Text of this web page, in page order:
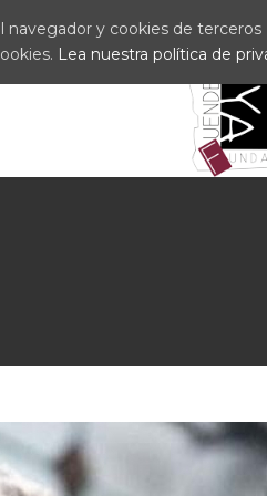
y cookies de
Lea nuestra política de